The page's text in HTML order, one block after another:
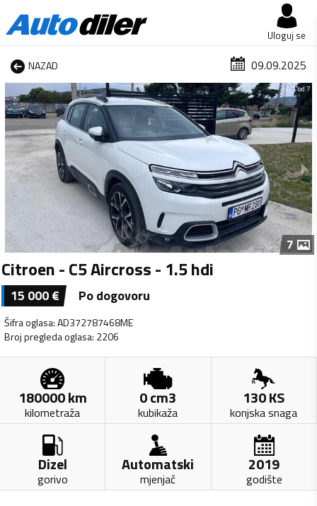
Uloguj se
NAZAD 09.09.2025
1 od 7
7
Citroen - C5 Aircross - 1.5 hdi
15 000€ Po dogovoru
Šifra oglasa:AD372787468ME
Broj pregleda oglasa: 2206
180000km
kilometraža
0cm3
kubikaža
130KS
konjska snaga
Dizel
gorivo
Automatski
mjenjač
2019
godište